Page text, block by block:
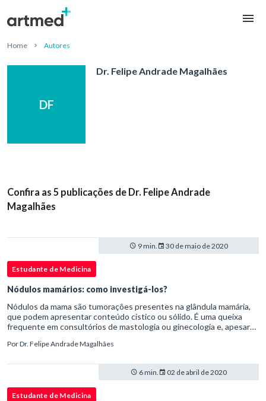
Home Autores
DF
Dr. Felipe Andrade Magalhães
Confira as 5 publicações de Dr. Felipe Andrade
Magalhães
9 min. 30 de maio de 2020
Estudante de Medicina
Nódulos mamários: como investigá-los?
Nódulos da mama são tumorações presentes na glândula mamária,
que podem apresentar conteúdo cístico ou sólido. É uma queixa
frequente em consultórios de mastologia ou ginecologia e, apesar
muita preocupação para as mulheres.
PorDr. Felipe Andrade Magalhães
6 min. 02 de abril de 2020
Estudante de Medicina